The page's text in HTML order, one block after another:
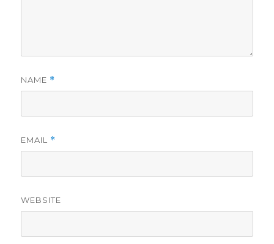
NAME *
EMAIL *
WEBSITE